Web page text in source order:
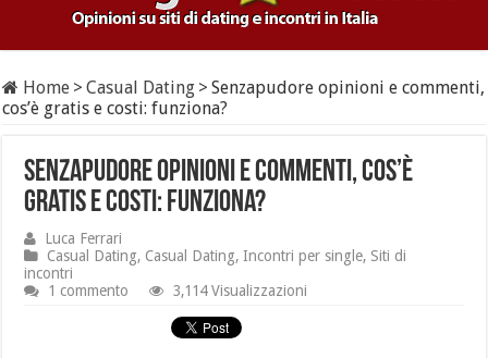
Home > Casual Dating > Senzapudore opinioni e commenti,
cos’è gratis e costi: funziona?
Senzapudore opinioni e commenti, cos’è
gratis e costi: funziona?
Luca Ferrari
Casual Dating, Casual Dating,Incontri per single, Siti di
incontri
1 commento
3,114 Visualizzazioni